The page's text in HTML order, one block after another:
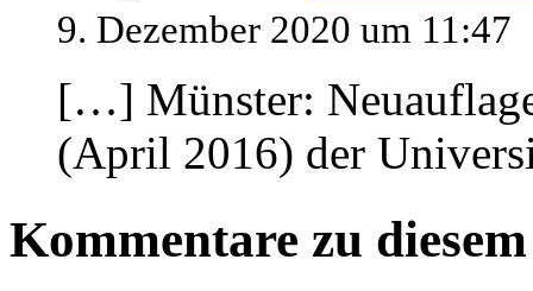
9. Dezember 2020 um 11:47
[…] Münster:
(April 2016) der
Kommentare zu